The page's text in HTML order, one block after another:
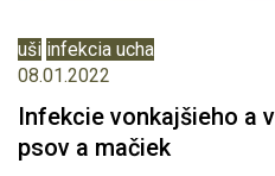
uši infekcia ucha
08.01.2022
Infekcie vonkajšieho a
psov a mačiek